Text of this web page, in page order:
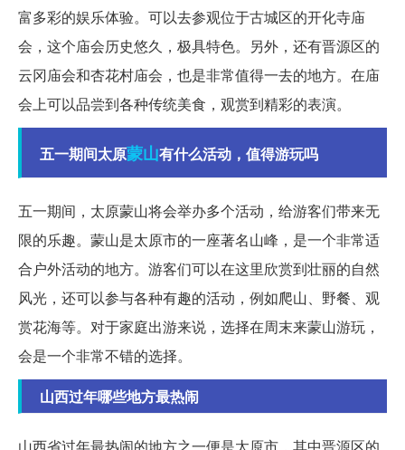
富多彩的娱乐体验。可以去参观位于古城区的开化寺庙
会，这个庙会历史悠久，极具特色。另外，还有晋源区的
云冈庙会和杏花村庙会，也是非常值得一去的地方。在庙
会上可以品尝到各种传统美食，观赏到精彩的表演。
五一期间太原蒙山有什么活动，值得游玩吗
五一期间，太原蒙山将会举办多个活动，给游客们带来无
限的乐趣。蒙山是太原市的一座著名山峰，是一个非常适
合户外活动的地方。游客们可以在这里欣赏到壮丽的自然
风光，还可以参与各种有趣的活动，例如爬山、野餐、观
赏花海等。对于家庭出游来说，选择在周末来蒙山游玩，
会是一个非常不错的选择。
山西过年哪些地方最热闹